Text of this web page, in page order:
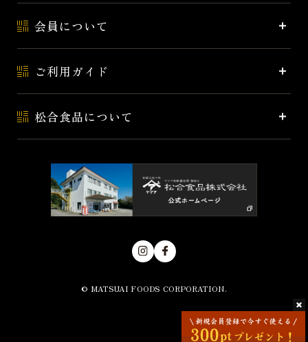
会員について
ご利用ガイド
松合食品について
© MATSUAI FOODS CORPORATION.